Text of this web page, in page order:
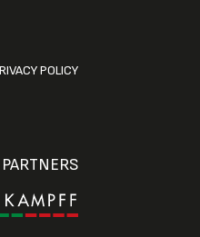
POLICY